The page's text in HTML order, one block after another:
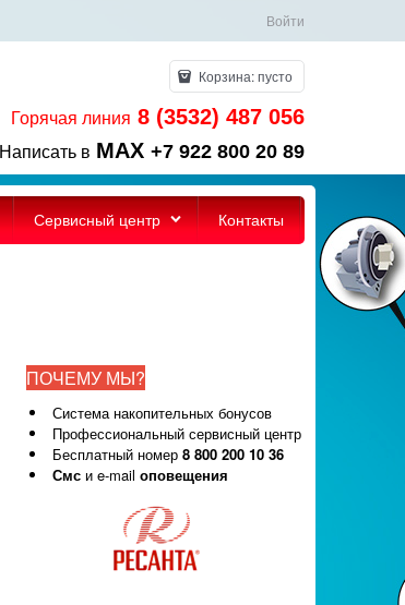
Войти
Корзина:пусто
Горячая линия 8 (3532) 487 056
Написать в MAX +7 922 800 20 89
Сервисный центр Контакты
ПОЧЕМУ МЫ?
Система накопительных бонусов
Профессиональный сервисный центр
Бесплатный номер 8 800 200 10 36
Смс и e-mail оповещения